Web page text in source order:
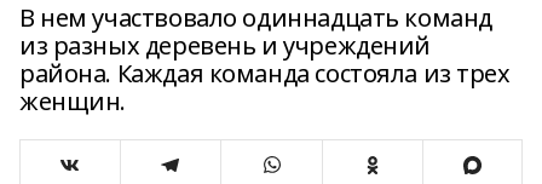
В нем участвовало одиннадцать команд
из разных деревень и учреждений
района. Каждая команда состояла из трех
женщин.